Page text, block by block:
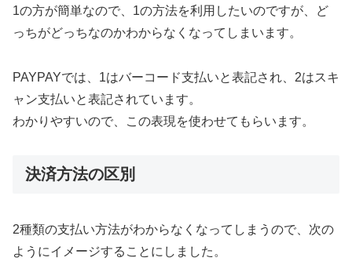
1の方が簡単なので、1の方法を利用したいのですが、ど
っちがどっちなのかわからなくなってしまいます。
PAYPAYでは、1はバーコード支払いと表記され、2はスキ
ャン支払いと表記されています。
わかりやすいので、この表現を使わせてもらいます。
決済方法の区別
2種類の支払い方法がわからなくなってしまうので、次の
ようにイメージすることにしました。